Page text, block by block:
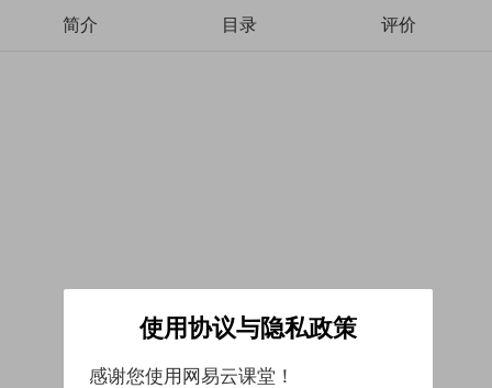
简介 目录 评价
使用协议与隐私政策
感谢您使用网易云课堂！